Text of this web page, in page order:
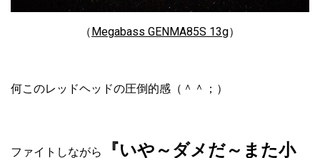
（Megabass GENMA85S 13g）
何このレッドヘッドの圧倒的感（＾＾；）
ファイトしながら
『いや～ダメだ～また小